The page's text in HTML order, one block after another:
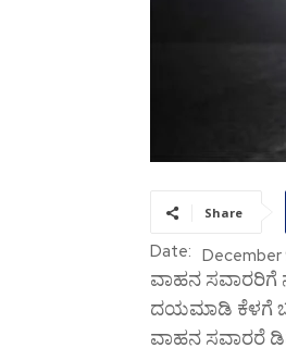
Share
Date: December
ವಾಹನ ಸವಾರರಿಗೆ
ದಯಮಾಡಿ ಕೆಳಗೆ
ವಾಹನ ಸವಾರರೆ